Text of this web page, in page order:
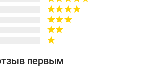
первым